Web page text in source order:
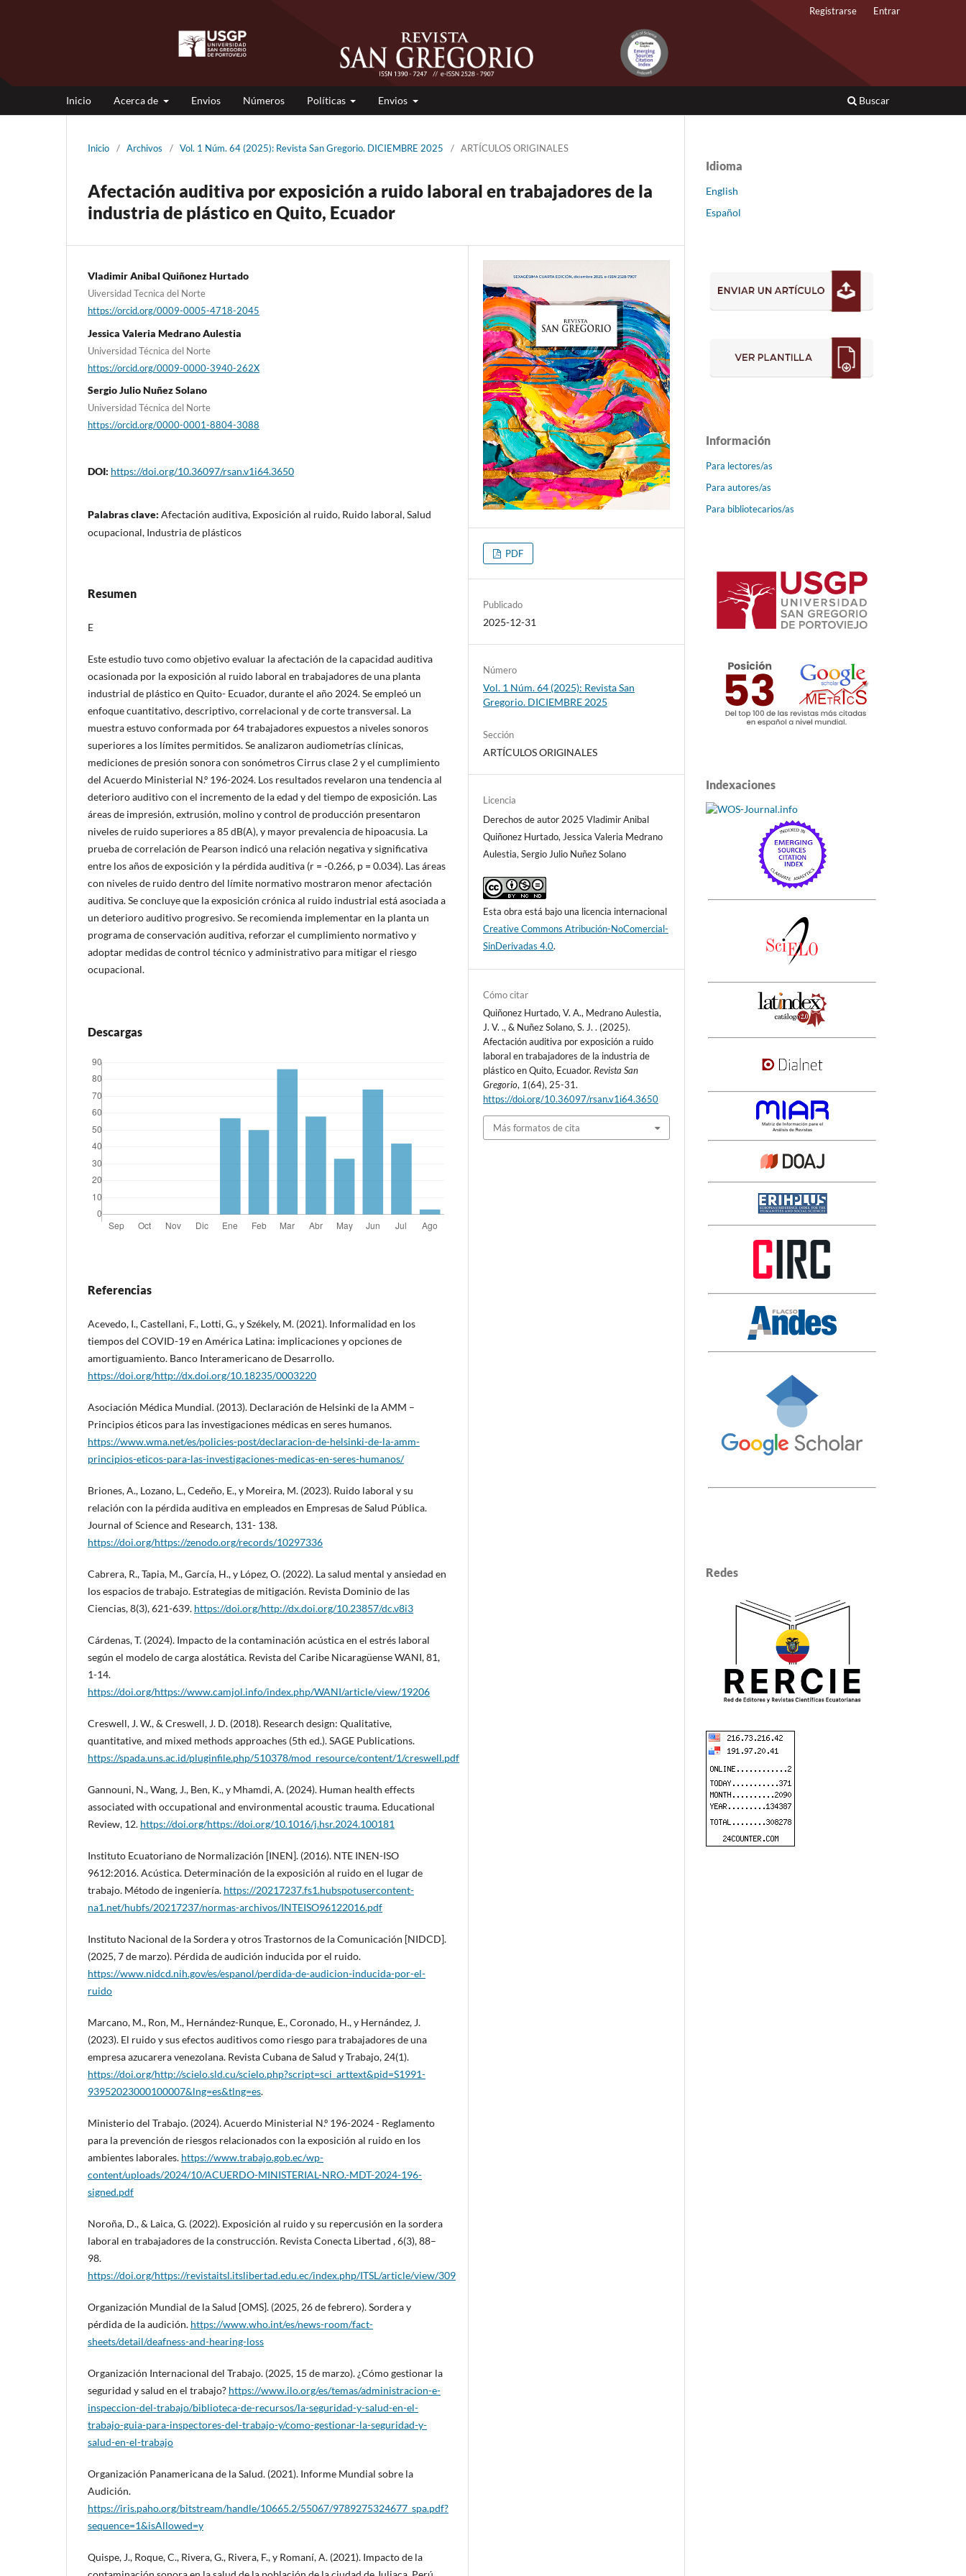
Inicio Acerca de Envios Números Políticas Envios Buscar
Registrarse Entrar
Inicio / Archivos / Vol. 1 Núm. 64 (2025): Revista San Gregorio. DICIEMBRE 2025 / ARTÍCULOS ORIGINALES
Afectación auditiva por exposición a ruido laboral en trabajadores de la
industria de plástico en Quito, Ecuador
Vladimir Anibal Quiñonez Hurtado
Uiversidad Tecnica del Norte
https://orcid.org/0009-0005-4718-2045
Jessica Valeria Medrano Aulestia
Universidad Técnica del Norte
https://orcid.org/0009-0000-3940-262X
Sergio Julio Nuñez Solano
Universidad Técnica del Norte
https://orcid.org/0000-0001-8804-3088
DOI: https://doi.org/10.36097/rsan.v1i64.3650
Palabras clave: Afectación auditiva, Exposición al ruido, Ruido laboral, Salud
ocupacional, Industria de plásticos
Resumen
E
Este estudio tuvo como objetivo evaluar la afectación de la capacidad auditiva
ocasionada por la exposición al ruido laboral en trabajadores de una planta
industrial de plástico en Quito- Ecuador, durante el año 2024. Se empleó un
enfoque cuantitativo, descriptivo, correlacional y de corte transversal. La
muestra estuvo conformada por 64 trabajadores expuestos a niveles sonoros
superiores a los límites permitidos. Se analizaron audiometrías clínicas,
mediciones de presión sonora con sonómetros Cirrus clase 2 y el cumplimiento
del Acuerdo Ministerial N.º 196-2024. Los resultados revelaron una tendencia al
deterioro auditivo con el incremento de la edad y del tiempo de exposición. Las
áreas de impresión, extrusión, molino y control de producción presentaron
niveles de ruido superiores a 85 dB(A), y mayor prevalencia de hipoacusia. La
prueba de correlación de Pearson indicó una relación negativa y significativa
entre los años de exposición y la pérdida auditiva (r = -0.266, p = 0.034). Las áreas
con niveles de ruido dentro del límite normativo mostraron menor afectación
auditiva. Se concluye que la exposición crónica al ruido industrial está asociada a
un deterioro auditivo progresivo. Se recomienda implementar en la planta un
programa de conservación auditiva, reforzar el cumplimiento normativo y
adoptar medidas de control técnico y administrativo para mitigar el riesgo
ocupacional.
Descargas
Referencias
Acevedo, I., Castellani, F., Lotti, G., y Székely, M. (2021). Informalidad en los
tiempos del COVID-19 en América Latina: implicaciones y opciones de
amortiguamiento. Banco Interamericano de Desarrollo.
https://doi.org/http://dx.doi.org/10.18235/0003220
Asociación Médica Mundial. (2013). Declaración de Helsinki de la AMM –
Principios éticos para las investigaciones médicas en seres humanos.
https://www.wma.net/es/policies-post/declaracion-de-helsinki-de-la-amm-
principios-eticos-para-las-investigaciones-medicas-en-seres-humanos/
Briones, A., Lozano, L., Cedeño, E., y Moreira, M. (2023). Ruido laboral y su
relación con la pérdida auditiva en empleados en Empresas de Salud Pública.
Journal of Science and Research, 131- 138.
https://doi.org/https://zenodo.org/records/10297336
Cabrera, R., Tapia, M., García, H., y López, O. (2022). La salud mental y ansiedad en
los espacios de trabajo. Estrategias de mitigación. Revista Dominio de las
Ciencias, 8(3), 621-639. https://doi.org/http://dx.doi.org/10.23857/dc.v8i3
Cárdenas, T. (2024). Impacto de la contaminación acústica en el estrés laboral
según el modelo de carga alostática. Revista del Caribe Nicaragüense WANI, 81,
1-14.
https://doi.org/https://www.camjol.info/index.php/WANI/article/view/19206
Creswell, J. W., & Creswell, J. D. (2018). Research design: Qualitative,
quantitative, and mixed methods approaches (5th ed.). SAGE Publications.
https://spada.uns.ac.id/pluginfile.php/510378/mod_resource/content/1/creswell.pdf
Gannouni, N., Wang, J., Ben, K., y Mhamdi, A. (2024). Human health effects
associated with occupational and environmental acoustic trauma. Educational
Review, 12. https://doi.org/https://doi.org/10.1016/j.hsr.2024.100181
Instituto Ecuatoriano de Normalización [INEN]. (2016). NTE INEN-ISO
9612:2016. Acústica. Determinación de la exposición al ruido en el lugar de
trabajo. Método de ingeniería. https://20217237.fs1.hubspotusercontent-
na1.net/hubfs/20217237/normas-archivos/INTEISO96122016.pdf
Instituto Nacional de la Sordera y otros Trastornos de la Comunicación [NIDCD].
(2025, 7 de marzo). Pérdida de audición inducida por el ruido.
https://www.nidcd.nih.gov/es/espanol/perdida-de-audicion-inducida-por-el-
ruido
Marcano, M., Ron, M., Hernández-Runque, E., Coronado, H., y Hernández, J.
(2023). El ruido y sus efectos auditivos como riesgo para trabajadores de una
empresa azucarera venezolana. Revista Cubana de Salud y Trabajo, 24(1).
https://doi.org/http://scielo.sld.cu/scielo.php?script=sci_arttext&pid=S1991-
93952023000100007&lng=es&tlng=es.
Ministerio del Trabajo. (2024). Acuerdo Ministerial N.º 196-2024 - Reglamento
para la prevención de riesgos relacionados con la exposición al ruido en los
ambientes laborales. https://www.trabajo.gob.ec/wp-
content/uploads/2024/10/ACUERDO-MINISTERIAL-NRO.-MDT-2024-196-
signed.pdf
Noroña, D., & Laica, G. (2022). Exposición al ruido y su repercusión en la sordera
laboral en trabajadores de la construcción. Revista Conecta Libertad , 6(3), 88–
98.
https://doi.org/https://revistaitsl.itslibertad.edu.ec/index.php/ITSL/article/view/309
Organización Mundial de la Salud [OMS]. (2025, 26 de febrero). Sordera y
pérdida de la audición. https://www.who.int/es/news-room/fact-
sheets/detail/deafness-and-hearing-loss
Organización Internacional del Trabajo. (2025, 15 de marzo). ¿Cómo gestionar la
seguridad y salud en el trabajo? https://www.ilo.org/es/temas/administracion-e-
inspeccion-del-trabajo/biblioteca-de-recursos/la-seguridad-y-salud-en-el-
trabajo-guia-para-inspectores-del-trabajo-y/como-gestionar-la-seguridad-y-
salud-en-el-trabajo
Organización Panamericana de la Salud. (2021). Informe Mundial sobre la
Audición.
https://iris.paho.org/bitstream/handle/10665.2/55067/9789275324677_spa.pdf?
sequence=1&isAllowed=y
Quispe, J., Roque, C., Rivera, G., Rivera, F., y Romaní, A. (2021). Impacto de la
PDF
Publicado
2025-12-31
Número
Vol. 1 Núm. 64 (2025): Revista San
Gregorio. DICIEMBRE 2025
Sección
ARTÍCULOS ORIGINALES
Licencia
Derechos de autor 2025 Vladimir Anibal
Quiñonez Hurtado, Jessica Valeria Medrano
Aulestia, Sergio Julio Nuñez Solano
Esta obra está bajo una licencia internacional
Creative Commons Atribución-NoComercial-
SinDerivadas 4.0.
Cómo citar
Quiñonez Hurtado, V. A., Medrano Aulestia,
J. V. ., & Nuñez Solano, S. J. . (2025).
Afectación auditiva por exposición a ruido
laboral en trabajadores de la industria de
plástico en Quito, Ecuador. Revista San
Gregorio, 1(64), 25-31.
https://doi.org/10.36097/rsan.v1i64.3650
Más formatos de cita
Idioma
English
Español
Información
Para lectores/as
Para autores/as
Para bibliotecarios/as
Indexaciones
Redes